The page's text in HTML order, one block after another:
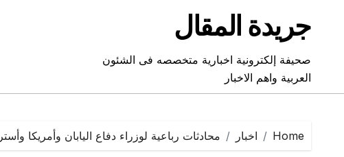
contentجريدة المقال
صحيفة إلكترونية اخبارية متخصصه فى الشئون
العربية واهم الاخبار
Home اخبار محادثات رباعية لوزراء دفاع اليابان وأمريكا